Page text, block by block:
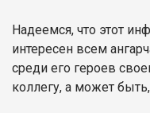
Надеемся, что этот
интересен всем
среди его героев
коллегу, а может